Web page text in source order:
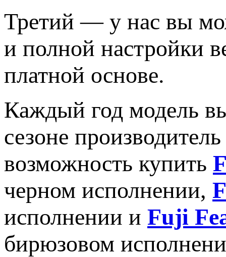
Третий — у нас вы
и полной настройки
платной основе.
Каждый год модель
сезоне
возможность купить
черном исполнении,
исполнении и Fuji
бирюзовом